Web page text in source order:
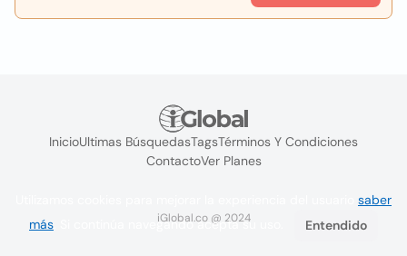
InicioUltimas BúsquedasTagsTérminos Y Condiciones
ContactoVer Planes
iGlobal.co @ 2024
saber
más . Si continúa navegando acepta su uso. Entendido